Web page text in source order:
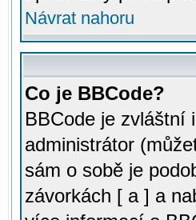
Návrat nahoru
Co je BBCode?
BBCode je zvláštní
administrátor
sám o sobě je
závorkách [ a ] a